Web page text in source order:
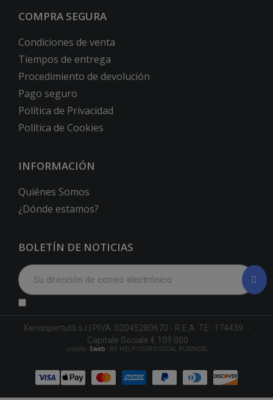
COMPRA SEGURA
Condiciones de venta
Tiempos de entrega
Procedimiento de devolución
Pago seguro
Política de Privacidad
Política de Cookies
INFORMACIÓN
Quiénes Somos
¿Dónde estamos?
BOLETÍN DE NOTICIAS
Xenonpertutti s.r.l PIVA: 02045280670 - R.E.A. TE- 174439 -
Capitale Sociale € 109.000
credits: 5web- WE HELP YOUR DIGITAL BUSINESS